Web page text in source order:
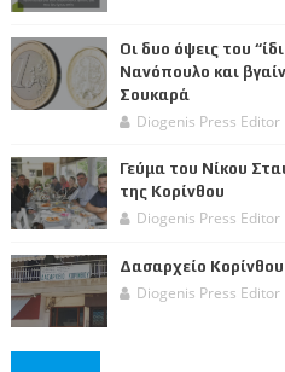
Οι δυο όψεις του
Νανόπουλο και
Σουκαρά
Diogenis Press Editor
Γεύμα του Νίκου
της Κορίνθου
Diogenis Press Editor
Δασαρχείο
Diogenis Press Editor